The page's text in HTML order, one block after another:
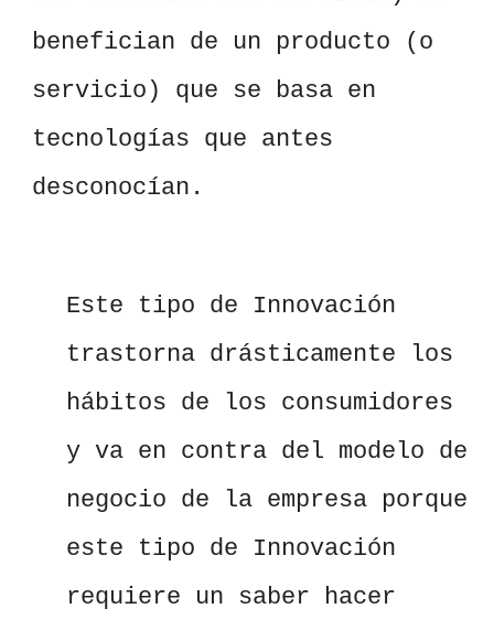
benefician de un producto (o
servicio) que se basa en
tecnologías que antes
desconocían.
Este tipo de Innovación
trastorna drásticamente los
hábitos de los consumidores
y va en contra del modelo de
negocio de la empresa porque
este tipo de Innovación
requiere un saber hacer